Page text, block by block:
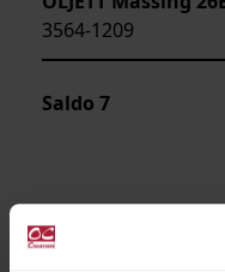
3564-1209
Saldo 7